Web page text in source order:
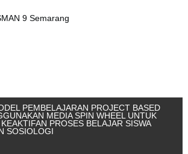
9 Semarang
PEMBELAJARAN PROJECT BASED
MEDIA SPIN WHEEL UNTUK
PROSES BELAJAR SISWA
SOSIOLOGI